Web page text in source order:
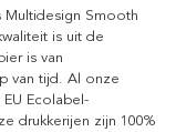
Smooth
is uit de
is van
van tijd. Al onze
Ecolabel-
drukkerijen zijn 100%